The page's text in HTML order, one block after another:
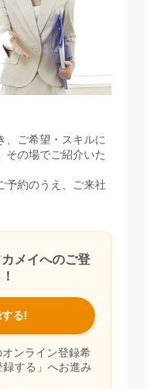
、ご希望・スキルに
その場でご紹介いた
予約のうえ、ご来社
メイへのご登
る!
ンライン登録希
する」へお進み